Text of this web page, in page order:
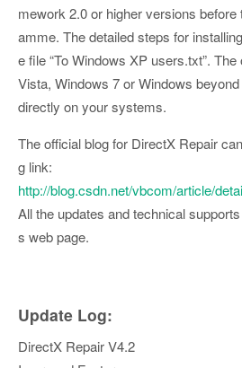
mework 2.0 or higher versions
amme. The detailed steps for
e file “To Windows XP users.txt”.
Vista, Windows 7 or Windows
directly on your systems.
The official blog for DirectX Repair
g link:
http://blog.csdn.net/vbcom/article/
All the updates and technical
s web page.
Update Log:
DirectX Repair V4.2